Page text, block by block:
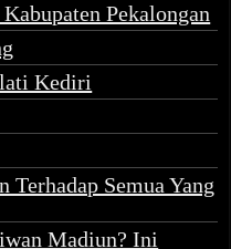
Pekalongan
Kediri
Terhadap Semua Yang
Madiun? Ini